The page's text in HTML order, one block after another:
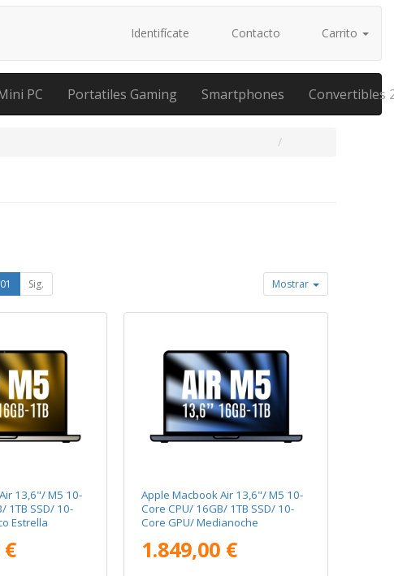
Identifícate Contacto Carrito
PC Portatiles Gaming Smartphones Convertibles
01 Sig. Mostrar
13,6"/ M5 10-
1TB SSD/ 10-
Estrella
Apple Macbook Air 13,6"/ M5 10-
Core CPU/ 16GB/ 1TB SSD/ 10-
Core GPU/ Medianoche
1.849,00 €